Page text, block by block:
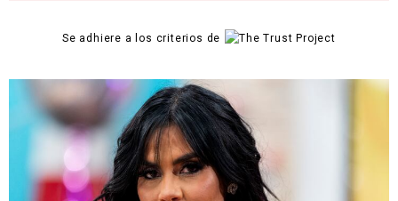
Se adhiere a los criterios de